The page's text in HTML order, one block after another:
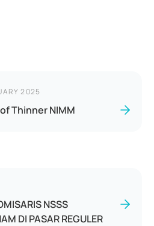
2025
Thinner NIMM
NSSS
DI PASAR REGULER